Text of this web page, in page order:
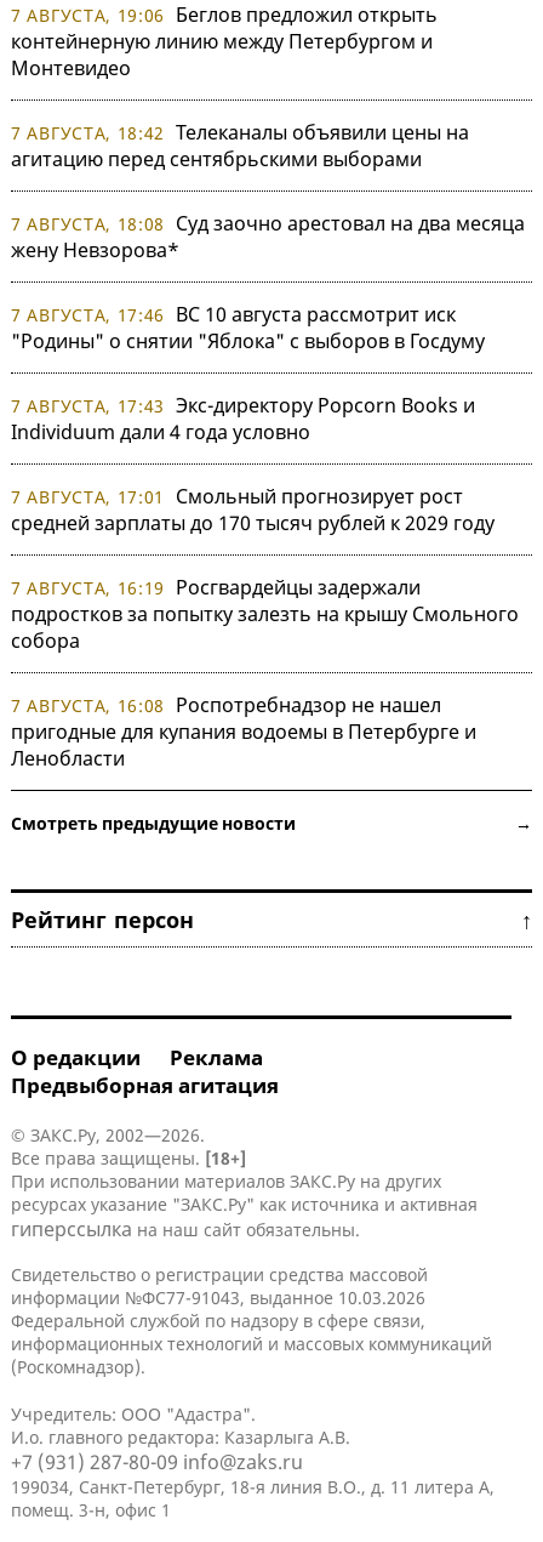
7 АВГУСТА, 19:06
Беглов предложил открыть
контейнерную линию между Петербургом и
Монтевидео
7 АВГУСТА, 18:42 Телеканалы объявили цены на
агитацию перед сентябрьскими выборами
7 АВГУСТА, 18:08
Суд заочно арестовал на два месяца
жену Невзорова*
7 АВГУСТА, 17:46
ВС 10 августа рассмотрит иск
"Родины" о снятии "Яблока" с выборов в Госдуму
7 АВГУСТА, 17:43 Экс-директору Popcorn Books и
Individuum дали 4 года условно
7 АВГУСТА, 17:01
Смольный прогнозирует рост
средней зарплаты до 170 тысяч рублей к 2029 году
7 АВГУСТА, 16:19
Росгвардейцы задержали
подростков за попытку залезть на крышу Смольного
собора
7 АВГУСТА, 16:08
Роспотребнадзор не нашел
пригодные для купания водоемы в Петербурге и
Ленобласти
Смотреть предыдущие новости →
Рейтинг персон ↑
О редакции
Реклама
Предвыборная агитация
© ЗАКС.Ру, 2002—2026.
Все права защищены. [18+]
При использовании материалов ЗАКС.Ру на других
ресурсах указание "ЗАКС.Ру" как источника и активная
гиперссылка на наш сайт обязательны.
Свидетельство о регистрации средства массовой
информации №ФС77-91043, выданное 10.03.2026
Федеральной службой по надзору в сфере связи,
информационных технологий и массовых коммуникаций
(Роскомнадзор).
Учредитель: ООО "Адастра".
И.о. главного редактора: Казарлыга А.В.
+7 (931) 287-80-09 info@zaks.ru
199034, Санкт-Петербург, 18-я линия В.О., д. 11 литера А,
помещ. 3-н, офис 1